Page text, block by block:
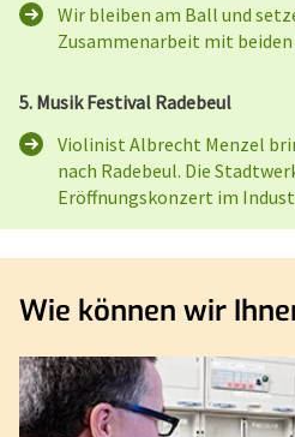
Wir bleiben am Ball und
Zusammenarbeit mit
5. Musik Festival Radebeul
Violinist Albrecht Menzel
nach Radebeul. Die
Eröffnungskonzert im
Wie können wir